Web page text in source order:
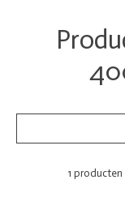
1 producten